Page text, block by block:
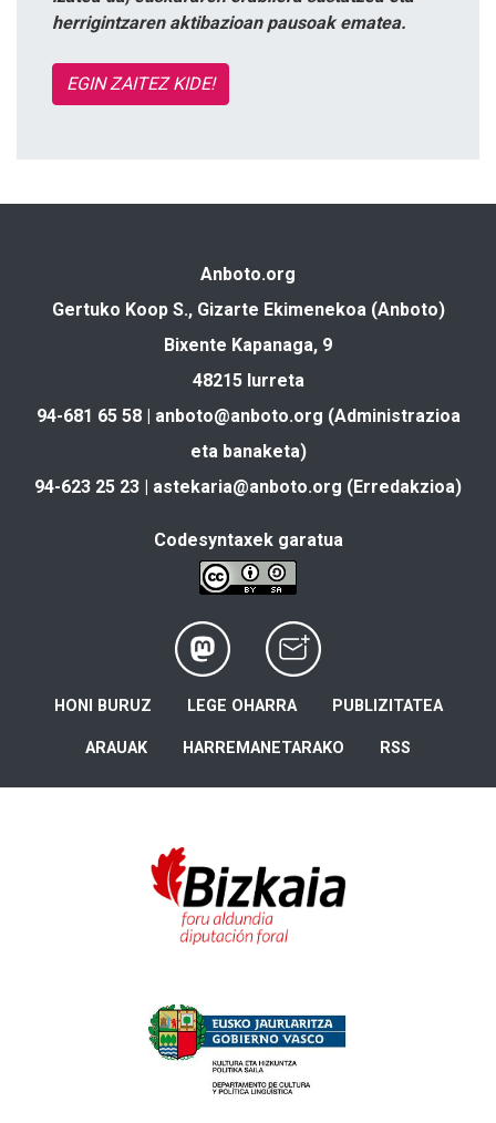
herrigintzaren aktibazioan pausoak ematea.
EGIN ZAITEZ KIDE!
Anboto.org
Gertuko Koop S., Gizarte Ekimenekoa (Anboto)
Bixente Kapanaga, 9
48215 Iurreta
94-681 65 58 | anboto@anboto.org (Administrazioa
eta banaketa)
94-623 25 23 | astekaria@anboto.org (Erredakzioa)
Codesyntaxek garatua
HONI BURUZ LEGE OHARRA PUBLIZITATEA
ARAUAK HARREMANETARAKO RSS